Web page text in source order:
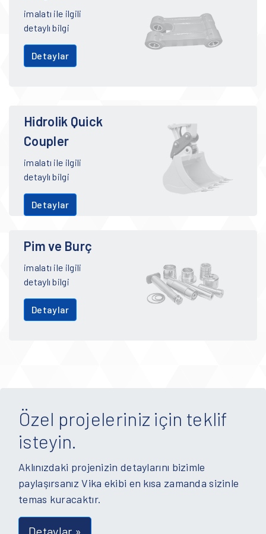
imalatı ile ilgili
detaylı bilgi
Detaylar
Hidrolik Quick
Coupler
imalatı ile ilgili
detaylı bilgi
Detaylar
Pim ve Burç
imalatı ile ilgili
detaylı bilgi
Detaylar
Özel projeleriniz için teklif
isteyin.
Aklınızdaki projenizin detaylarını bizimle
paylaşırsanız Vika ekibi en kısa zamanda sizinle
temas kuracaktır.
Detaylar »